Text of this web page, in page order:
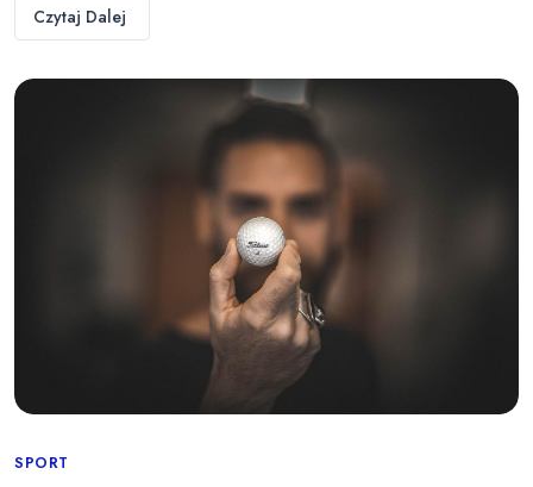
Czytaj Dalej
Categories
SPORT